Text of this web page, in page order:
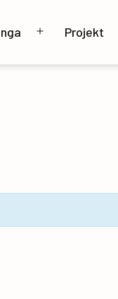
ÖppnaProjekt